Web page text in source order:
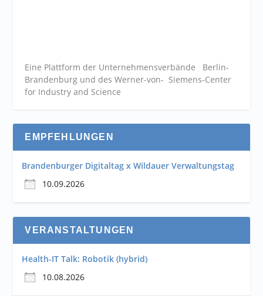
Eine Plattform der Unternehmensverbände Berlin-
Brandenburg und des Werner-von- Siemens-Center
for Industry and Science
EMPFEHLUNGEN
Brandenburger Digitaltag x Wildauer Verwaltungstag
10.09.2026
VERANSTALTUNGEN
Health-IT Talk: Robotik (hybrid)
10.08.2026